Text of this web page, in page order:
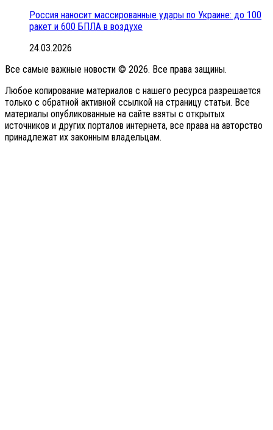
Россия наносит массированные удары по Украине: до 100
ракет и 600 БПЛА в воздухе
24.03.2026
Все самые важные новости © 2026. Все права защины.
Любое копирование материалов с нашего ресурса разрешается
только с обратной активной ссылкой на страницу статьи. Все
материалы опубликованные на сайте взяты с открытых
источников и других порталов интернета, все права на авторство
принадлежат их законным владельцам.